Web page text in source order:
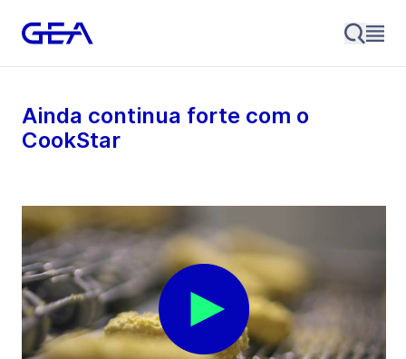
Ainda continua forte com o
CookStar